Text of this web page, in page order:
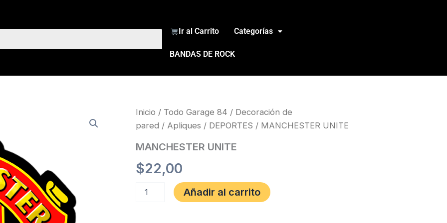
Ir al Carrito Categorías
BANDAS DE ROCK
Inicio / Todo Garage 84 / Decoración de
pared / Apliques / DEPORTES / MANCHESTER UNITE
MANCHESTER UNITE
$22,00
MANCHESTER
cantidad
Añadir al carrito